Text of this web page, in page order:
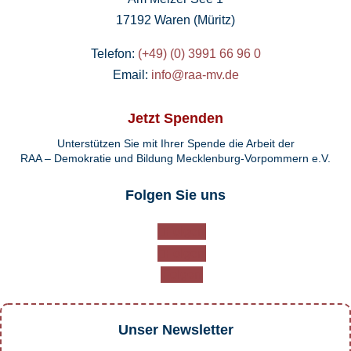
17192 Waren (Müritz)
Telefon: (+49) (0) 3991 66 96 0
Email: info@raa-mv.de
Jetzt Spenden
Unterstützen Sie mit Ihrer Spende die Arbeit der
RAA – Demokratie und Bildung Mecklenburg-Vorpommern e.V.
Folgen Sie uns
Unser Newsletter